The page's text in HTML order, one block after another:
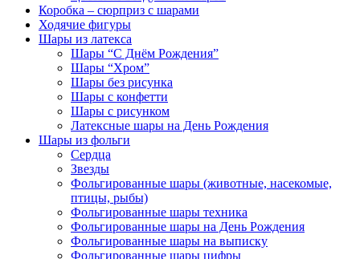
Коробка – сюрприз с шарами
Ходячие фигуры
Шары из латекса
Шары “С Днём Рождения”
Шары “Хром”
Шары без рисунка
Шары с конфетти
Шары с рисунком
Латексные шары на День Рождения
Шары из фольги
Сердца
Звезды
Фольгированные шары (животные, насекомые,
птицы, рыбы)
Фольгированные шары техника
Фольгированные шары на День Рождения
Фольгированные шары на выписку
Фольгированные шары цифры